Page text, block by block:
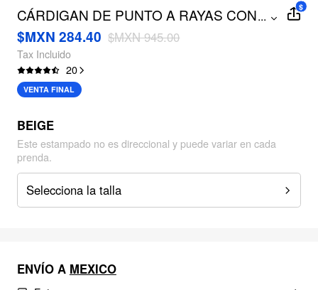
CÁRDIGAN DE PUNTO A RAYAS CON
BOTONES Y TOP CAMI A RAYAS CURVY
...
$MXN 284.40 $MXN 945.00
Tax Incluido
20
$
VENTA FINAL
BEIGE
Este estampado no es direccional y puede variar en cada
prenda.
Selecciona la talla
ENVÍO A MEXICO